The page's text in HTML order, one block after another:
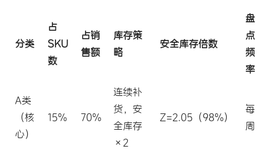
分类
占
SKU
数
占销
售额
库存策
略
安全库存倍数
盘
点
频
率
A类
（核
心）
15% 70%
连续补
货，安
全库存
×2
Z=2.05（98%）
每
周